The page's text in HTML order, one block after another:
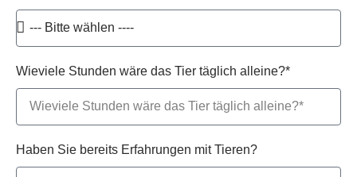
Wieviele Stunden wäre das Tier täglich alleine?*
Haben Sie bereits Erfahrungen mit Tieren?